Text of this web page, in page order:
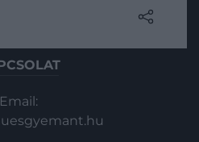
Email: